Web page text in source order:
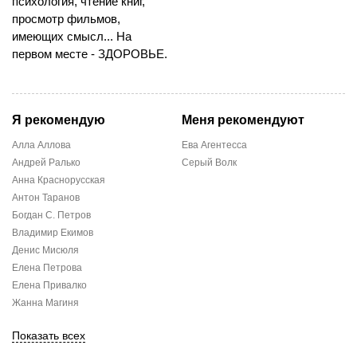
просмотр фильмов,
имеющих смысл... На
первом месте - ЗДОРОВЬЕ.
Я рекомендую
Алла Аллова
Андрей Ралько
Анна Краснорусская
Антон Таранов
Богдан С. Петров
Владимир Екимов
Денис Мисюля
Елена Петрова
Елена Привалко
Жанна Магиня
Показать всех
Меня рекомендуют
Ева Агентесса
Серый Волк